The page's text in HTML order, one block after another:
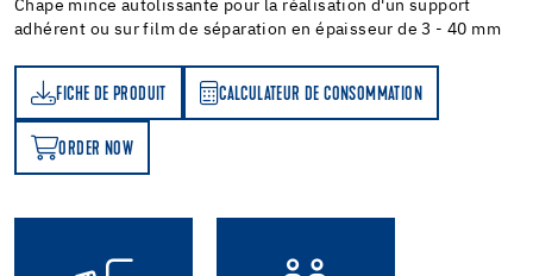
Chape mince autolissante pour la réalisation d'un support
adhérent ou sur film de séparation en épaisseur de 3 - 40 mm
FICHE DE PRODUIT CALCULATEUR DE CONSOMMATION
DE CONSOMMATION
ORDER NOW